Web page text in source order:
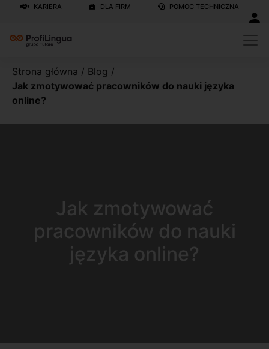
KARIERA DLA FIRM POMOC TECHNICZNA
Strona główna / Blog /
Jak zmotywować pracowników do nauki języka
online?
Jak zmotywować
pracowników do nauki
języka online?